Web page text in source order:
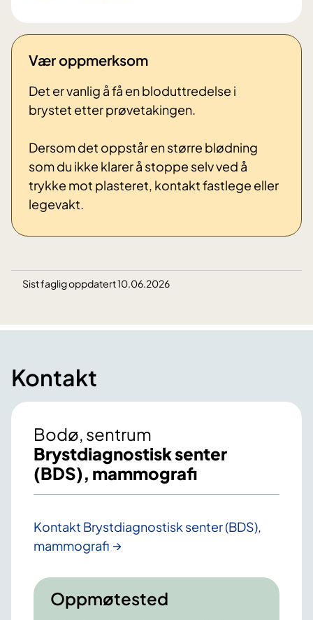
Vær oppmerksom
Det er vanlig å få en bloduttredelse i
brystet etter prøvetakingen.
Dersom det oppstår en større blødning
som du ikke klarer å stoppe selv ved å
trykke mot plasteret, kontakt fastlege eller
legevakt.
Sist faglig oppdatert 10.06.2026
Kontakt
Bodø, sentrum
Brystdiagnostisk senter
(BDS), mammografi
Kontakt Brystdiagnostisk senter (BDS),
mammografi
Oppmøtested